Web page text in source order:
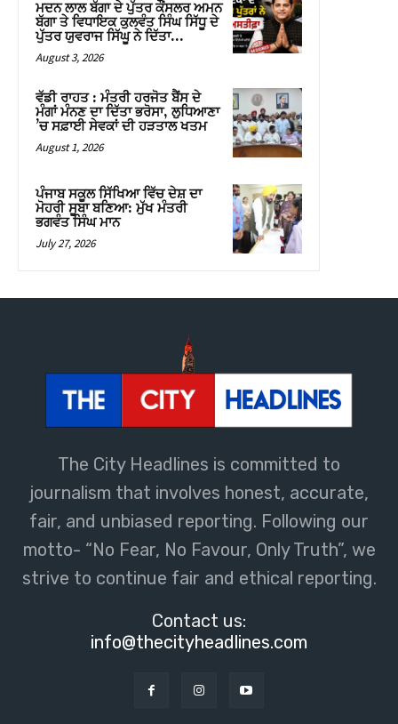
The City Headlines is committed to
journalism that involves honest, accurate,
fair, and unbiased reporting. Following our
motto- “No Fear, No Favour, Only Truth”, we
strive to continue fair and ethical reporting.
Contact us:
info@thecityheadlines.com